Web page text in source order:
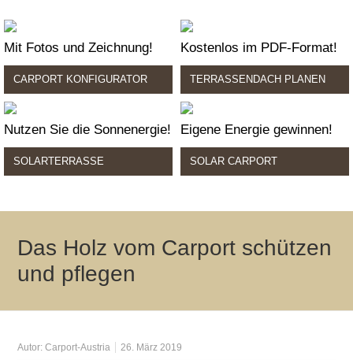
Mit Fotos und Zeichnung!
CARPORT KONFIGURATOR
Kostenlos im PDF-Format!
TERRASSENDACH PLANEN
Nutzen Sie die Sonnenergie!
SOLARTERRASSE
Eigene Energie gewinnen!
SOLAR CARPORT
Das Holz vom Carport schützen
und pflegen
Autor:Carport-Austria 26. März 2019